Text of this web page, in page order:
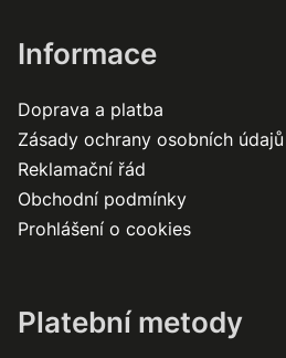
Informace
Doprava a platba
Zásady ochrany osobních údajů
Reklamační řád
Obchodní podmínky
Prohlášení o cookies
Platební metody